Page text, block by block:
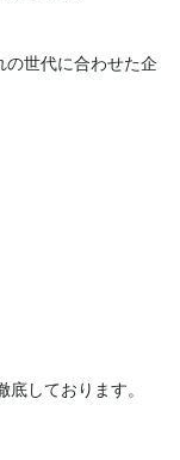
世代に合わせた企
しております。